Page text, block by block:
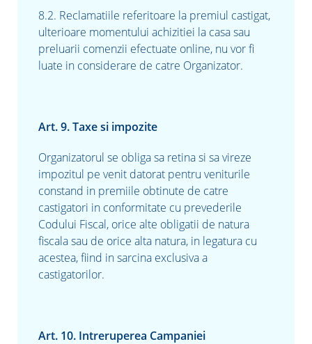
8.2. Reclamatiile referitoare la premiul castigat,
ulterioare momentului achizitiei la casa sau
preluarii comenzii efectuate online, nu vor fi
luate in considerare de catre Organizator.
Art. 9. Taxe si impozite
Organizatorul se obliga sa retina si sa vireze
impozitul pe venit datorat pentru veniturile
constand in premiile obtinute de catre
castigatori in conformitate cu prevederile
Codului Fiscal, orice alte obligatii de natura
fiscala sau de orice alta natura, in legatura cu
acestea, fiind in sarcina exclusiva a
castigatorilor.
Art. 10. Intreruperea Campaniei